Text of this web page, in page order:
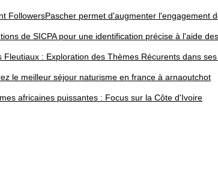
FollowersPascher permet d'augmenter l'engagement
de SICPA pour une identification précise à l'aide
Fleutiaux : Exploration des Thèmes Récurents dans
le meilleur séjour naturisme en france à arnaoutchot
africaines puissantes : Focus sur la Côte d'Ivoire